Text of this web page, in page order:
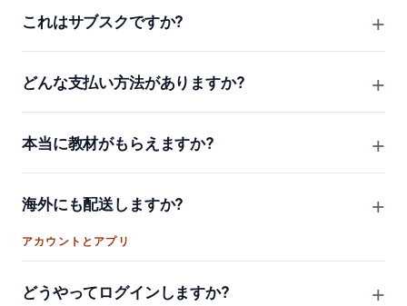
これはサブスクですか? +
どんな支払い方法がありますか? +
本当に教材がもらえますか? +
海外にも配送しますか? +
アカウントとアプリ
どうやってログインしますか? +